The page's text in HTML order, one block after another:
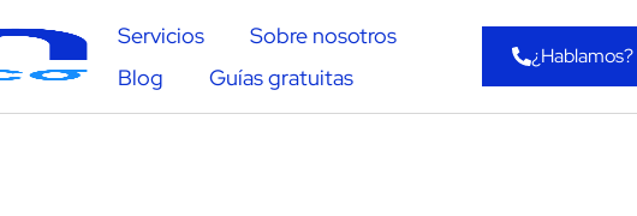
Servicios
Sobre nosotros
Blog
Guías gratuitas
¿Hablamos?